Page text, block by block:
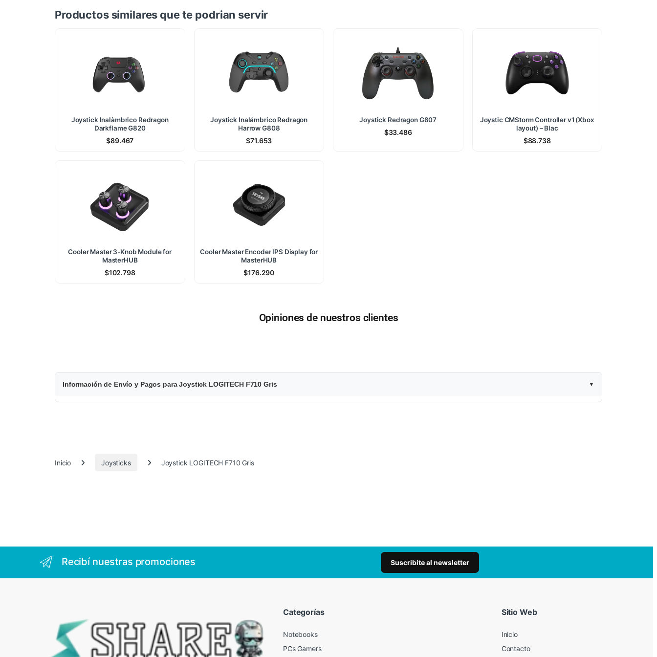
Productos similares que te podrian servir
Joystick Inalàmbrico Redragon
Darkflame G820
$89.467
Joystick Inalámbrico Redragon
Harrow G808
$71.653
Joystick Redragon G807
$33.486
Joystic CMStorm Controller v1 (Xbox
layout) – Blac
$88.738
Cooler Master 3-Knob Module for
MasterHUB
$102.798
Cooler Master Encoder IPS Display for
MasterHUB
$176.290
Opiniones de nuestros clientes
$
7
7
Información de Envío y Pagos para Joystick LOGITECH F710 Gris
Inicio Joysticks Joystick LOGITECH F710 Gris
Recibí nuestras promociones Suscribite al newsletter
Categorías
Notebooks
PCs Gamers
Sitio Web
Inicio
Contacto